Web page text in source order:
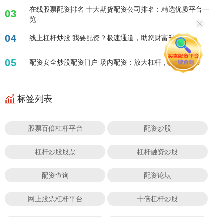
03
在线股票配资排名 十大期货配资公司排名：精选优质平台一
览
04 线上杠杆炒股 我要配资？极速通道，助您财富升级！
05 配资安全炒股配资门户 场内配资：放大杠杆，掘金股市？
标签列表
股票百倍杠杆平台 配资炒股
杠杆炒股股票 杠杆融资炒股
配资查询 配资论坛
网上股票杠杆平台 十倍杠杆炒股